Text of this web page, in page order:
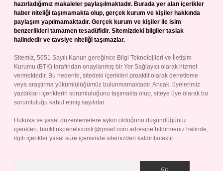
hazırladığımız makaleler paylaşılmaktadır. Burada yer alan içerikler
haber niteliği taşımamakta olup, gerçek kurum ve kişiler hakkında
paylaşım yapılmamaktadır. Gerçek kurum ve kişiler ile isim
benzerlikleri tamamen tesadüfidir. Sitemizdeki bilgiler taslak
halindedir ve tavsiye niteliği taşımazlar.
Sitemiz, 5651 Sayılı Kanun gereğince Bilgi Teknolojileri ve İletişim
Kurumu (BTK) tarafından onaylanmış bir Yer Sağlayıcı olarak hizmet
vermektedir. Bu nedenle, sitedeki içerikleri proaktif olarak denetleme
veya araştırma yükümlülüğümüz bulunmamaktadır. Ancak, üyelerimiz
yazdıkları içeriklerin sorumluluğunu taşımakta olup, siteye üye olarak bu
sorumluluğu kabul etmiş sayılırlar.
Hukuka ve yasal düzenlemelere aykırı olduğunu düşündüğünüz
içerikleri, backlinkpanelicomtr@gmail.com adresine bildirmeniz halinde,
ilgili içerikler yasal süre içerisinde sitemizden kaldırılacaktır.